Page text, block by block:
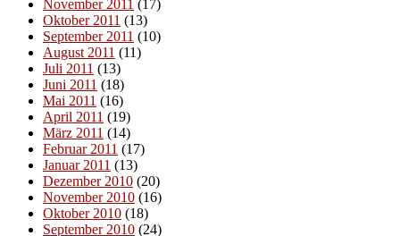
November 2011 (17)
Oktober 2011 (13)
September 2011 (10)
August 2011 (11)
Juli 2011 (13)
Juni 2011 (18)
Mai 2011 (16)
April 2011 (19)
März 2011 (14)
Februar 2011 (17)
Januar 2011 (13)
Dezember 2010 (20)
November 2010 (16)
Oktober 2010 (18)
September 2010 (24)